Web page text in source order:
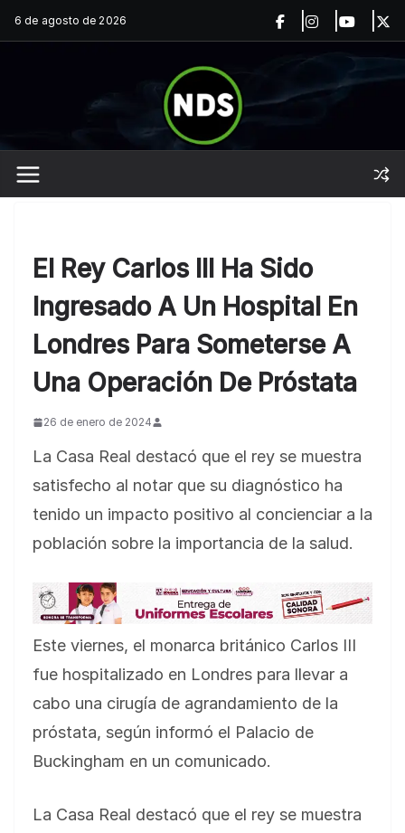
Saltar
al
6 de agosto de 2026
El Rey Carlos III Ha Sido
Ingresado A Un Hospital En
Londres Para Someterse A
Una Operación De Próstata
26 de enero de 2024
La Casa Real destacó que el rey se muestra
satisfecho al notar que su diagnóstico ha
tenido un impacto positivo al concienciar a la
población sobre la importancia de la salud.
Este viernes, el monarca británico Carlos III
fue hospitalizado en Londres para llevar a
cabo una cirugía de agrandamiento de la
próstata, según informó el Palacio de
Buckingham en un comunicado.
La Casa Real destacó que el rey se muestra